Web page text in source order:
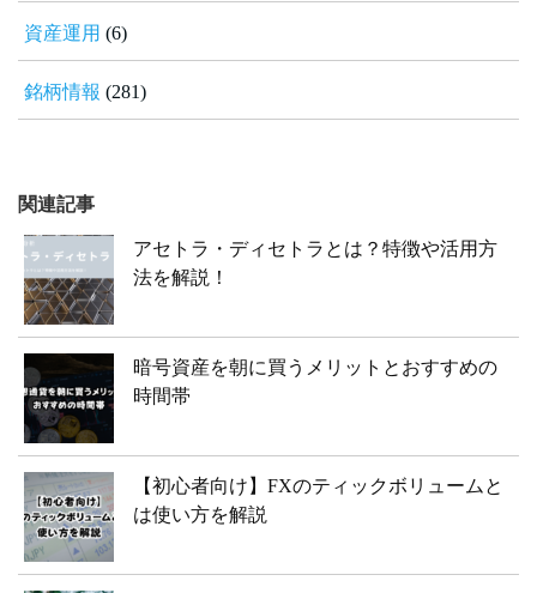
資産運用 (6)
銘柄情報 (281)
関連記事
アセトラ・ディセトラとは？特徴や活用方
法を解説！
暗号資産を朝に買うメリットとおすすめの
時間帯
【初心者向け】FXのティックボリュームと
は使い方を解説